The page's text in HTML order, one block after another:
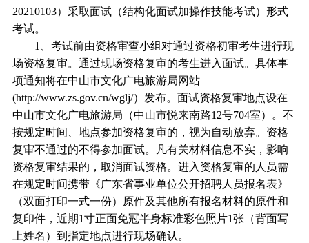
20210103）采取面试（结构化面试加操作技能考试）形式
考试。
1、考试前由资格审查小组对通过资格初审考生进行现
场资格复审。通过现场资格复审的考生进入面试。具体事
项通知将在中山市文化广电旅游局网站
(http://www.zs.gov.cn/wglj/）发布。面试资格复审地点设在
中山市文化广电旅游局（中山市悦来南路12号704室）。不
按规定时间、地点参加资格复审的，视为自动放弃。资格
复审不通过的不得参加面试。凡有关材料信息不实，影响
资格复审结果的，取消面试资格。进入资格复审的人员需
在规定时间携带《广东省事业单位公开招聘人员报名表》
（双面打印一式一份）原件及其他所有报名材料的原件和
复印件，近期1寸正面免冠半身标准彩色照片1张（背面写
上姓名）到指定地点进行现场确认。